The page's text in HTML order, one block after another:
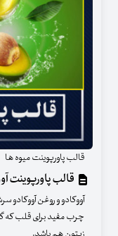
قالب پاورپوینت میوه ها
قالب پاورپوینت
آووکادو و روغن آووکادو
چرب مفید برای قلب که